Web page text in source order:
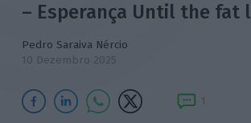
– Esperança Until the fat
Pedro Saraiva Nércio
10 Dezembro 2025
1